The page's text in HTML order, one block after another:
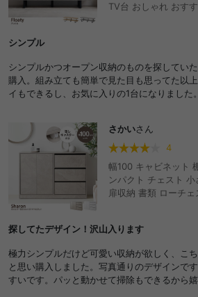
TV台 おしゃれ おす
シンプル
シンプルかつオープン収納のものを探してい
購入。組み立ても簡単で見た目も思ってた以
イもできるし、お気に入りの1台になりました。
さかいさん
4
幅100 キャビネット
ンパクト チェスト
扉収納 書類 ローチ
ワンルーム 一人暮ら
マンガ DVD CD
探してたデザイン！沢山入ります
極力シンプルだけど可愛い収納が欲しく、こ
と思い購入しました。写真通りのデザインで
すいです。パッと動かせて掃除もできるから嬉